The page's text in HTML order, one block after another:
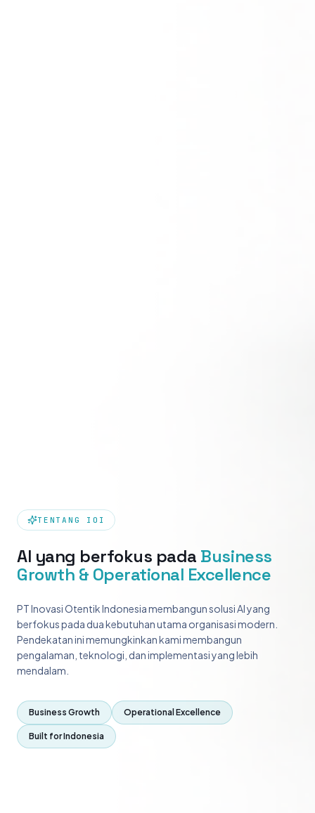
TENTANG IOI
AI yang berfokus pada Business
Growth & Operational Excellence
PT Inovasi Otentik Indonesia membangun solusi AI yang
berfokus pada dua kebutuhan utama organisasi modern.
Pendekatan ini memungkinkan kami membangun
pengalaman, teknologi, dan implementasi yang lebih
mendalam.
Business Growth Operational Excellence
Built for Indonesia